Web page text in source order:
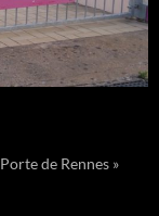
de Rennes »